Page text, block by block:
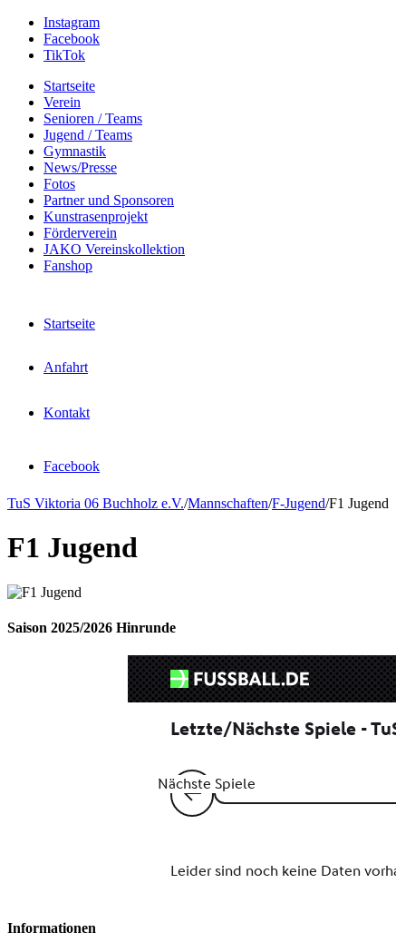
Instagram
Facebook
TikTok
Startseite
Verein
Senioren / Teams
Jugend / Teams
Gymnastik
News/Presse
Fotos
Partner und Sponsoren
Kunstrasenprojekt
Förderverein
JAKO Vereinskollektion
Fanshop
Startseite
Anfahrt
Kontakt
Facebook
TuS Viktoria 06 Buchholz e.V./Mannschaften/F-Jugend/F1 Jugend
F1 Jugend
Saison 2025/2026 Hinrunde
Informationen